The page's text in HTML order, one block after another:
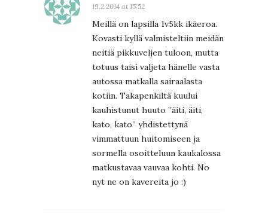
19.2.2014 at 15:52
Meillä on lapsilla 1v5kk ikäeroa.
Kovasti kyllä valmisteltiin meidän
neitiä pikkuveljen tuloon, mutta
totuus taisi valjeta hänelle vasta
autossa matkalla sairaalasta
kotiin. Takapenkiltä kuului
kauhistunut huuto ”äiti, äiti,
kato, kato” yhdistettynä
vimmattuun huitomiseen ja
sormella osoitteluun kaukalossa
matkustavaa vauvaa kohti. No
nyt ne on kavereita jo :)